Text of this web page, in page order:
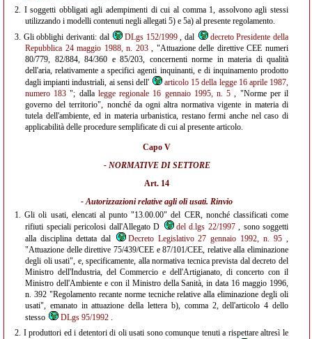
2. I soggetti obbligati agli adempimenti di cui al comma 1, assolvono agli stessi
utilizzando i modelli contenuti negli allegati 5) e 5a) al presente regolamento.
3. Gli obblighi derivanti: dal DLgs 152/1999, dal
decreto Presidente della
Repubblica 24 maggio 1988, n. 203, "Attuazione delle direttive CEE numeri
80/779, 82/884, 84/360 e 85/203, concernenti norme in materia di qualità
dell'aria, relativamente a specifici agenti inquinanti, e di inquinamento prodotto
dagli impianti industriali, ai sensi dell'
articolo 15 della legge 16 aprile 1987,
numero 183 "; dalla legge regionale 16 gennaio 1995, n. 5 , "Norme per il
governo del territorio", nonché da ogni altra normativa vigente in materia di
tutela dell'ambiente, ed in materia urbanistica, restano fermi anche nel caso di
applicabilità delle procedure semplificate di cui al presente articolo.
Capo V
- NORMATIVE DI SETTORE
Art. 14
- Autorizzazioni relative agli oli usati. Rinvio
1.Gli oli usati, elencati al punto "13.00.00" del CER, nonché classificati come
rifiuti speciali pericolosi dall'Allegato D
del d.lgs 22/1997, sono soggetti
alla disciplina dettata dal
Decreto Legislativo 27 gennaio 1992, n. 95 ,
"Attuazione delle direttive 75/439/CEE e 87/101/CEE, relative alla eliminazione
degli oli usati", e, specificamente, alla normativa tecnica prevista dal decreto del
Ministro dell'Industria, del Commercio e dell'Artigianato, di concerto con il
Ministro dell'Ambiente e con il Ministro della Sanità, in data 16 maggio 1996,
n. 392 "Regolamento recante norme tecniche relative alla eliminazione degli oli
usati", emanato in attuazione della lettera b), comma 2, dell'articolo 4 dello
stesso
DLgs 95/1992 .
2. I produttori ed i detentori di oli usati sono comunque tenuti a rispettare altresì le